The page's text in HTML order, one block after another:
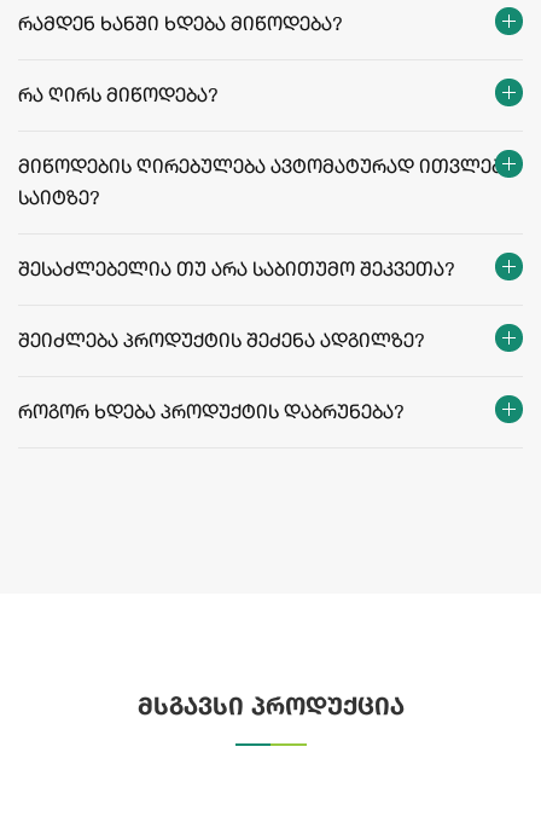
რამდენ ხანში ხდება მიწოდება?
რეგიონები:
რა ღირს მიწოდება?
მიწოდების ღირებულება ავტომატურად ითვლება
საიტზე?
შესაძლებელია თუ არა საბითუმო შეკვეთა?
შეიძლება პროდუქტის შეძენა ადგილზე?
როგორ ხდება პროდუქტის დაბრუნება?
მსგავსი პროდუქცია